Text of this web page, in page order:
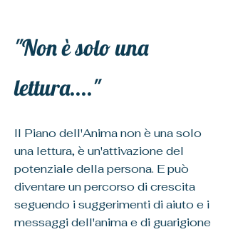
"Non è solo una
lettura...."
Il Piano dell'Anima non è una solo
una lettura, è un'attivazione del
potenziale della persona. E può
diventare un percorso di crescita
seguendo i suggerimenti di aiuto e i
messaggi dell'anima e di guarigione